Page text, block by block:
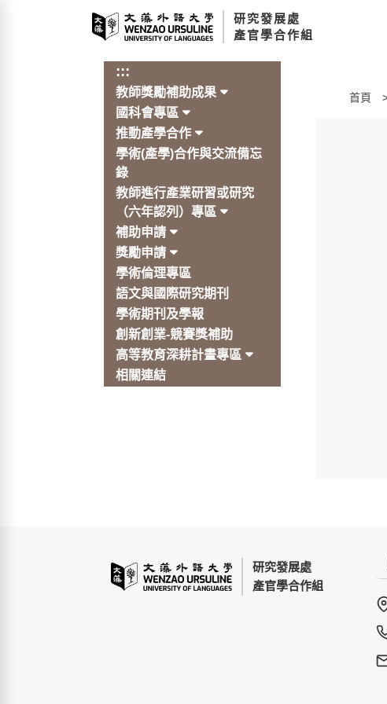
:::
教師獎勵補助成果
國科會專區
推動產學合作
學術(產學)合作與交流備忘
錄
教師進行產業研習或研究
（六年認列）專區
補助申請
獎勵申請
學術倫理專區
語文與國際研究期刊
學術期刊及學報
創新創業-競賽獎補助
高等教育深耕計畫專區
相關連結
首頁
研究發展處
產官學合作組
研究發展處
產官學合作組